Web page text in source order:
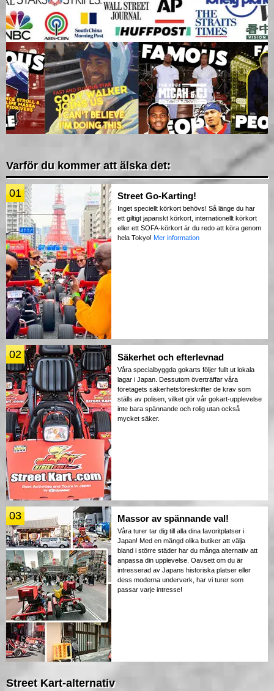
Varför du kommer att älska det:
01 Street Go-Karting!
Inget speciellt körkort behövs! Så länge du har
ett giltigt japanskt körkort, internationellt körkort
eller ett SOFA-körkort är du redo att köra genom
hela Tokyo! Mer information
02 Säkerhet och efterlevnad
Våra specialbyggda gokarts följer fullt ut lokala
lagar i Japan. Dessutom överträffar våra
företagets säkerhetsföreskrifter de krav som
ställs av polisen, vilket gör vår gokart-upplevelse
inte bara spännande och rolig utan också
mycket säker.
03 Massor av spännande val!
Våra turer tar dig till alla dina favoritplatser i
Japan! Med en mängd olika butiker att välja
bland i större städer har du många alternativ att
anpassa din upplevelse. Oavsett om du är
intresserad av Japans historiska platser eller
dess moderna underverk, har vi turer som
passar varje intresse!
Street Kart-alternativ